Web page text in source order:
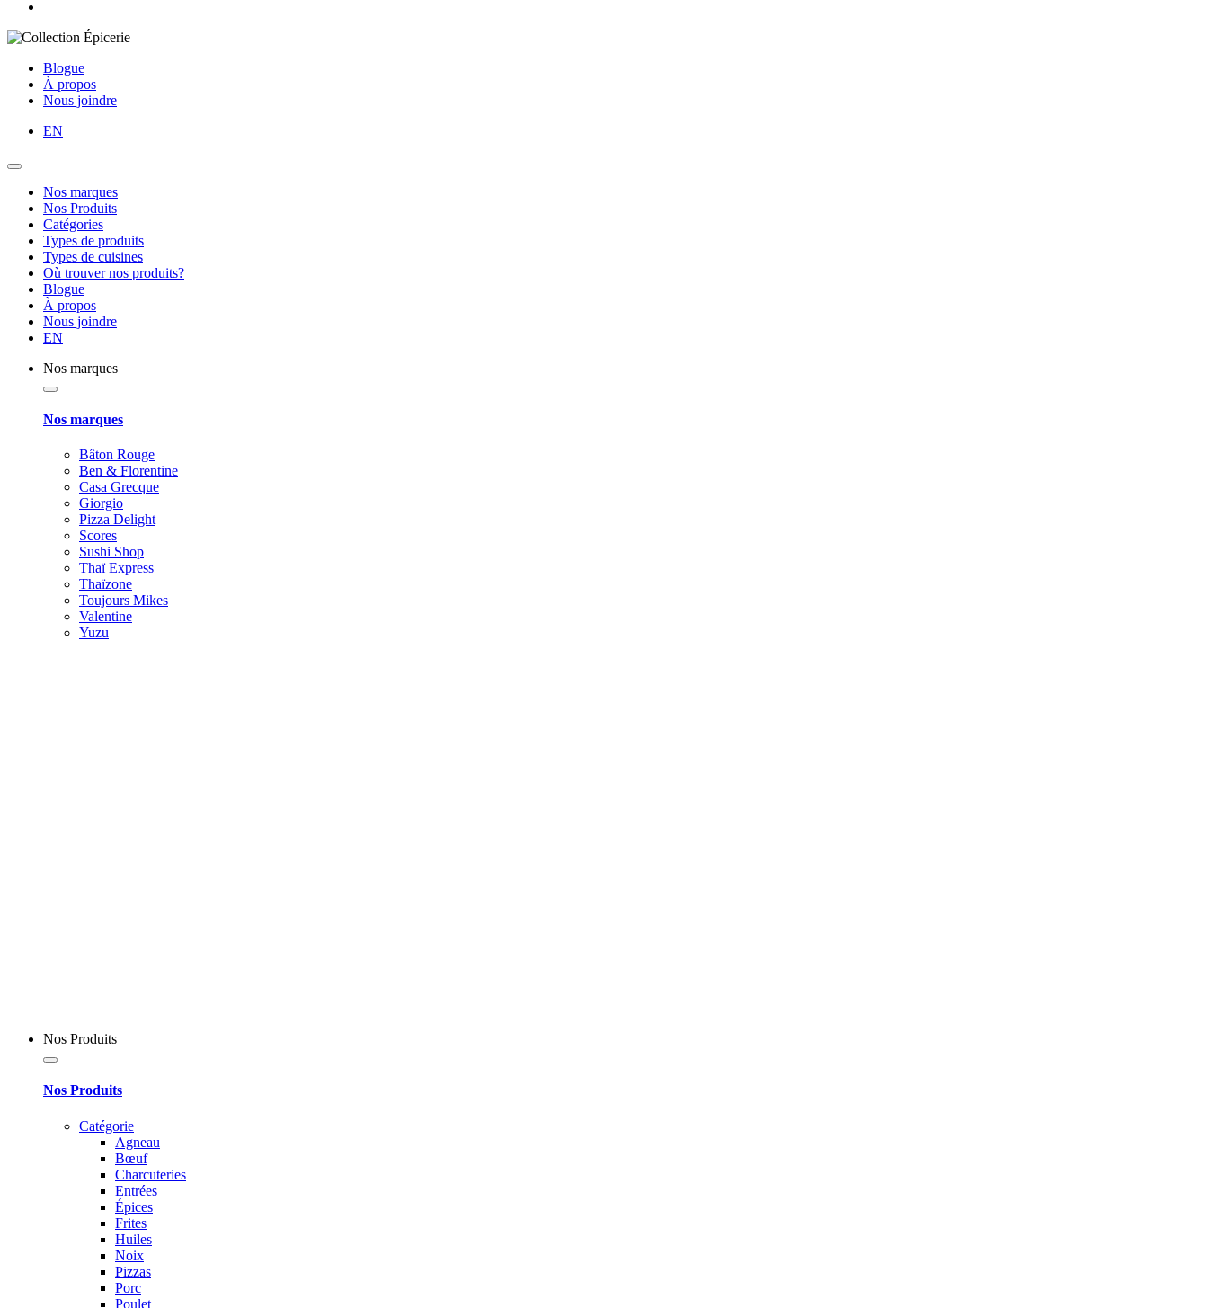
Blogue
À propos
Nous joindre
EN
Nos marques
Nos Produits
Catégories
Types de produits
Types de cuisines
Où trouver nos produits?
Blogue
À propos
Nous joindre
EN
Nos marques
Nos marques
Bâton Rouge
Ben & Florentine
Casa Grecque
Giorgio
Pizza Delight
Scores
Sushi Shop
Thaï Express
Thaïzone
Toujours Mikes
Valentine
Yuzu
Nos Produits
Nos Produits
Catégorie
Agneau
Bœuf
Charcuteries
Entrées
Épices
Frites
Huiles
Noix
Pizzas
Porc
Poulet